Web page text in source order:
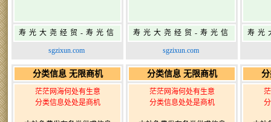
寿光大尧经贸-寿光信
息网-免费信息发布网-
sgzixun.com
寿光大尧经贸-寿光信
息网-免费信息发布网-
sgzixun.com
寿光
分类信息 无限商机
茫茫网海何处有生意
分类信息处处是商机
分类信息 无限商机
茫茫网海何处有生意
分类信息处处是商机